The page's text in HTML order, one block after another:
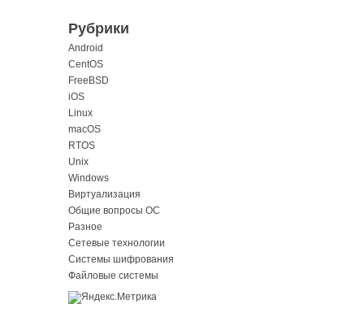
Рубрики
Android
CentOS
FreeBSD
iOS
Linux
macOS
RTOS
Unix
Windows
Виртуализация
Общие вопросы ОС
Разное
Сетевые технологии
Системы шифрования
Файловые системы